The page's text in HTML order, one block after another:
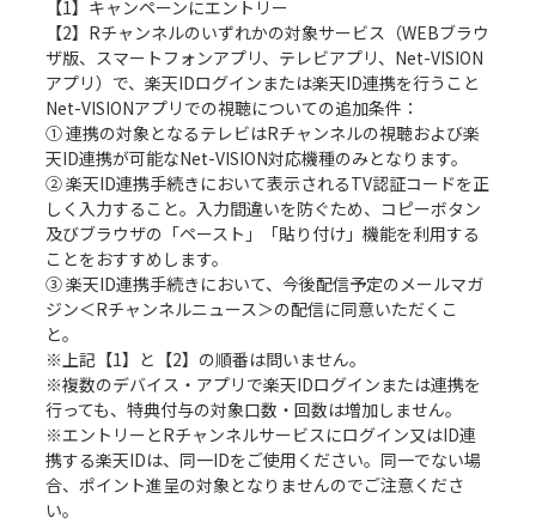
【1】キャンペーンにエントリー
【2】Rチャンネルのいずれかの対象サービス（WEBブラウ
ザ版、スマートフォンアプリ、テレビアプリ、Net-VISION
アプリ）で、楽天IDログインまたは楽天ID連携を行うこと
Net-VISIONアプリでの視聴についての追加条件：
① 連携の対象となるテレビはRチャンネルの視聴および楽
天ID連携が可能なNet-VISION対応機種のみとなります。
② 楽天ID連携手続きにおいて表示されるTV認証コードを正
しく入力すること。入力間違いを防ぐため、コピーボタン
及びブラウザの「ペースト」「貼り付け」機能を利用する
ことをおすすめします。
③ 楽天ID連携手続きにおいて、今後配信予定のメールマガ
ジン＜Rチャンネルニュース＞の配信に同意いただくこ
と。
※上記【1】と【2】の順番は問いません。
※複数のデバイス・アプリで楽天IDログインまたは連携を
行っても、特典付与の対象口数・回数は増加しません。
※エントリーとRチャンネルサービスにログイン又はID連
携する楽天IDは、同一IDをご使用ください。同一でない場
合、ポイント進呈の対象となりませんのでご注意くださ
い。